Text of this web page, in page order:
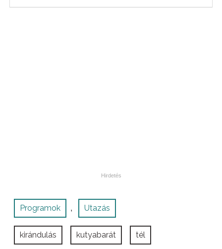
Programok , Utazás
kirándulás kutyabarát tél